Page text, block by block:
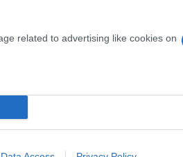
related to advertising like cookies on
μία φορά «βατήρας» για
του ΠΑΣΟΚ, στέλνοντας
κοινωνία, γι’ αυτό
Είχαν προηγηθεί
εκλογές